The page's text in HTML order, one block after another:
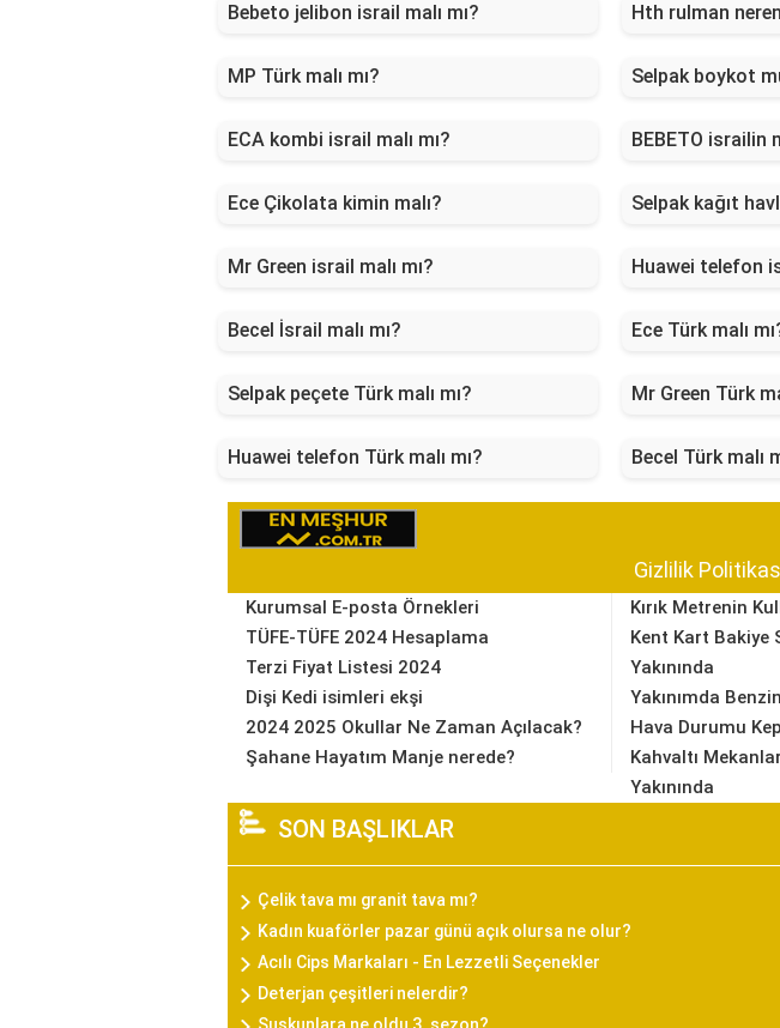
Bebeto jelibon israil malı mı? Hth rulman
MP Türk malı mı? Selpak boykot
ECA kombi israil malı mı? BEBETO israilin
Ece Çikolata kimin malı? Selpak kağıt
Mr Green israil malı mı? Huawei telefon
Becel İsrail malı mı? Ece Türk malı
Selpak peçete Türk malı mı? Mr Green Türk
Huawei telefon Türk malı mı? Becel Türk malı
Gizlilik
Kurumsal E-posta Örnekleri
TÜFE-TÜFE 2024 Hesaplama
Terzi Fiyat Listesi 2024
Dişi Kedi isimleri ekşi
2024 2025 Okullar Ne Zaman Açılacak?
Şahane Hayatım Manje nerede?
Kırık Metrenin
Kent Kart Bakiye
Yakınında
Yakınımda
Hava Durumu
Kahvaltı
Yakınında
SON BAŞLIKLAR
Çelik tava mı granit tava mı?
Kadın kuaförler pazar günü açık olursa ne olur?
Acılı Cips Markaları - En Lezzetli Seçenekler
Deterjan çeşitleri nelerdir?